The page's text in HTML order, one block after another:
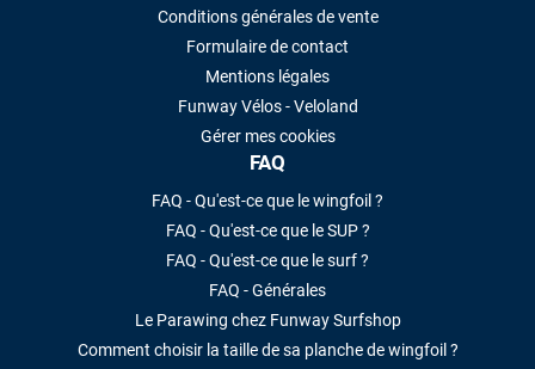
Conditions générales de vente
Formulaire de contact
Mentions légales
Funway Vélos - Veloland
Gérer mes cookies
FAQ
FAQ - Qu'est-ce que le wingfoil ?
FAQ - Qu'est-ce que le SUP ?
FAQ - Qu'est-ce que le surf ?
FAQ - Générales
Le Parawing chez Funway Surfshop
Comment choisir la taille de sa planche de wingfoil ?